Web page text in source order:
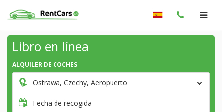
Libro en línea
ALQUILER DE COCHES
Ostrawa, Czechy, Aeropuerto
Fecha de recogida